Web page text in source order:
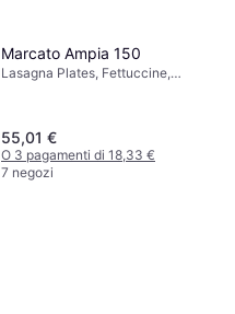
Marcato Ampia 150
Lasagna Plates, Fettuccine,
55,01 €
O 3 pagamenti di 18,33 €
7 negozi